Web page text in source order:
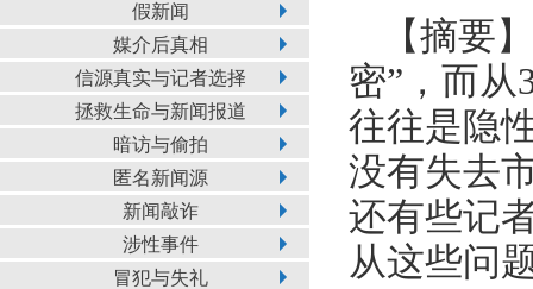
假新闻
媒介后真相
信源真实与记者选择
拯救生命与新闻报道
暗访与偷拍
匿名新闻源
新闻敲诈
涉性事件
冒犯与失礼
【摘要
密”，而从
往往是隐
没有失去
还有些记
从这些问